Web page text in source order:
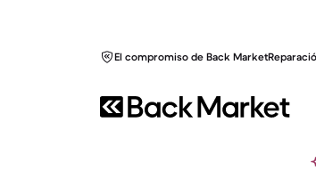
El compromiso de Back Market